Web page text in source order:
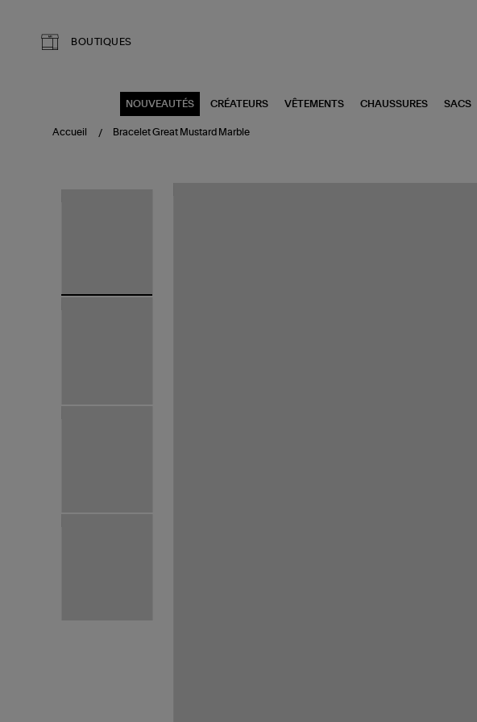
BOUTIQUES
NOUVEAUTÉS CRÉATEURS VÊTEMENTS CHAUSSURES SACS
Accueil Bracelet Great Mustard Marble